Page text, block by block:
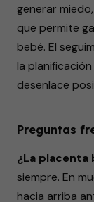
generar
que permite
bebé. El
la
desenlace
Preguntas
¿La placenta
siempre. En
hacia arriba